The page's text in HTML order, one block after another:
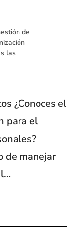
de
las
¿Conoces el
para el
de manejar